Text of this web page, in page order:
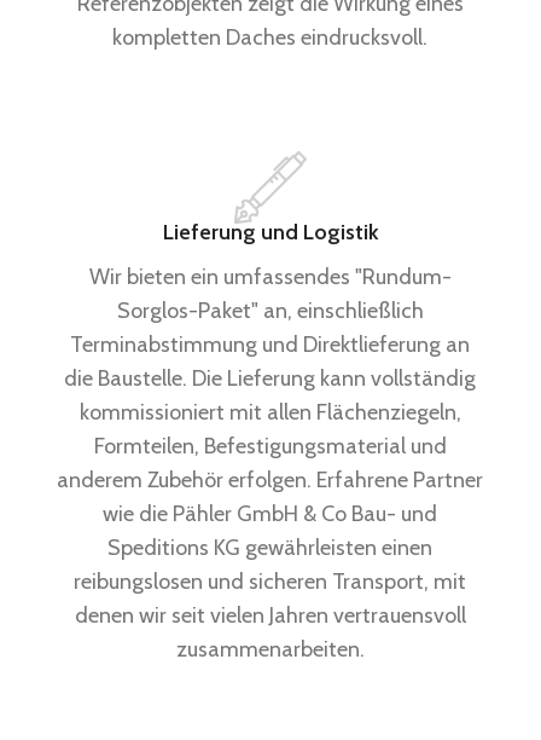
kompletten Daches eindrucksvoll.
Lieferung und Logistik
Wir bieten ein umfassendes "Rundum-
Sorglos-Paket" an, einschließlich
Terminabstimmung und Direktlieferung an
die Baustelle. Die Lieferung kann vollständig
kommissioniert mit allen Flächenziegeln,
Formteilen, Befestigungsmaterial und
anderem Zubehör erfolgen. Erfahrene Partner
wie die Pähler GmbH & Co Bau- und
Speditions KG gewährleisten einen
reibungslosen und sicheren Transport, mit
denen wir seit vielen Jahren vertrauensvoll
zusammenarbeiten.